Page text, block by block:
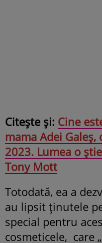
Citește și: Cine
mama Adei Galeș,
2023. Lumea o
Tony Mott
Totodată, ea a
au lipsit ținutele
special pentru
cosmeticele, care